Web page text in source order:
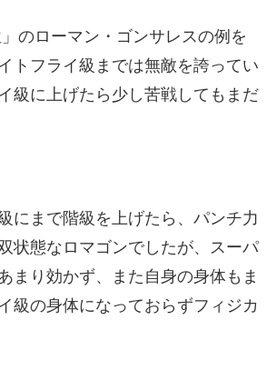
のローマン・ゴンサレスの例を
トフライ級までは無敵を誇ってい
級に上げたら少し苦戦してもまだ
にまで階級を上げたら、パンチ力
状態なロマゴンでしたが、スーパ
まり効かず、また自身の身体もま
級の身体になっておらずフィジカ